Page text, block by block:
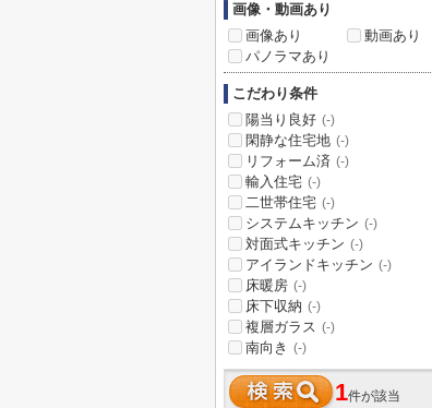
画像・動画あり
画像あり
動画あり
パノラマあり
こだわり条件
陽当り良好 (-)
閑静な住宅地 (-)
リフォーム済 (-)
輸入住宅 (-)
二世帯住宅 (-)
システムキッチン (-)
対面式キッチン (-)
アイランドキッチン (-)
床暖房 (-)
床下収納 (-)
複層ガラス (-)
南向き (-)
1件が該当